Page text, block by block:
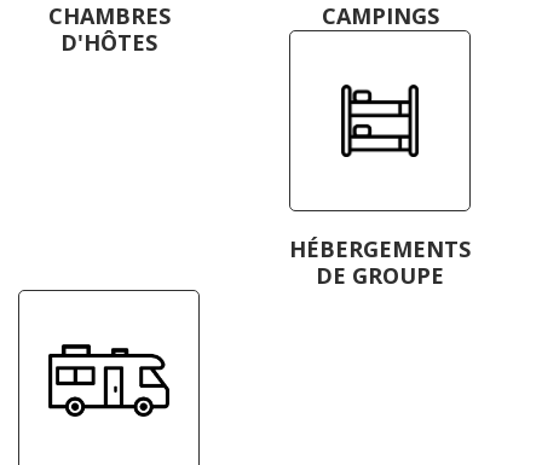
CHAMBRES
D'HÔTES
CAMPINGS
HÉBERGEMENTS
DE GROUPE